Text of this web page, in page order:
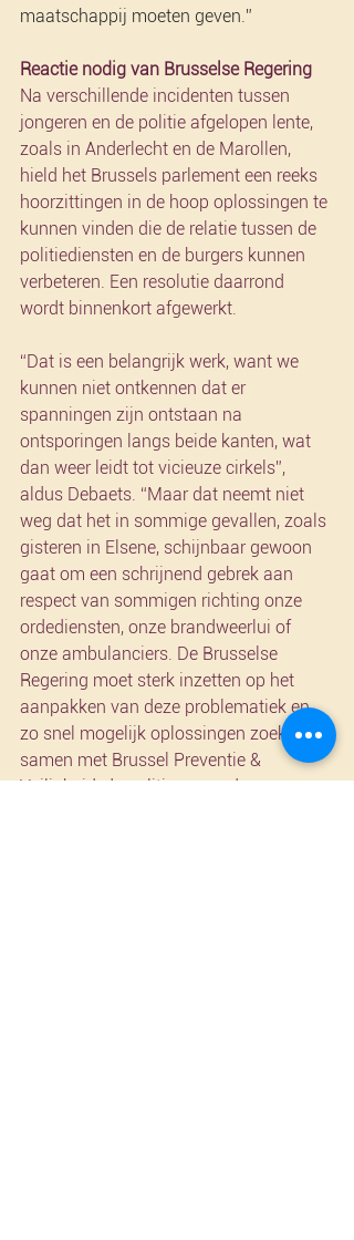
maatschappij moeten geven.”
Reactie nodig van Brusselse Regering
Na verschillende incidenten tussen
jongeren en de politie afgelopen lente,
zoals in Anderlecht en de Marollen,
hield het Brussels parlement een reeks
hoorzittingen in de hoop oplossingen te
kunnen vinden die de relatie tussen de
politiediensten en de burgers kunnen
verbeteren. Een resolutie daarrond
wordt binnenkort afgewerkt.
“Dat is een belangrijk werk, want we
kunnen niet ontkennen dat er
spanningen zijn ontstaan na
ontsporingen langs beide kanten, wat
dan weer leidt tot vicieuze cirkels”,
aldus Debaets. “Maar dat neemt niet
weg dat het in sommige gevallen, zoals
gisteren in Elsene, schijnbaar gewoon
gaat om een schrijnend gebrek aan
respect van sommigen richting onze
ordediensten, onze brandweerlui of
onze ambulanciers. De Brusselse
Regering moet sterk inzetten op het
aanpakken van deze problematiek en
zo snel mogelijk oplossingen zoeken,
samen met Brussel Preventie &
Veiligheid, de politiezones, de